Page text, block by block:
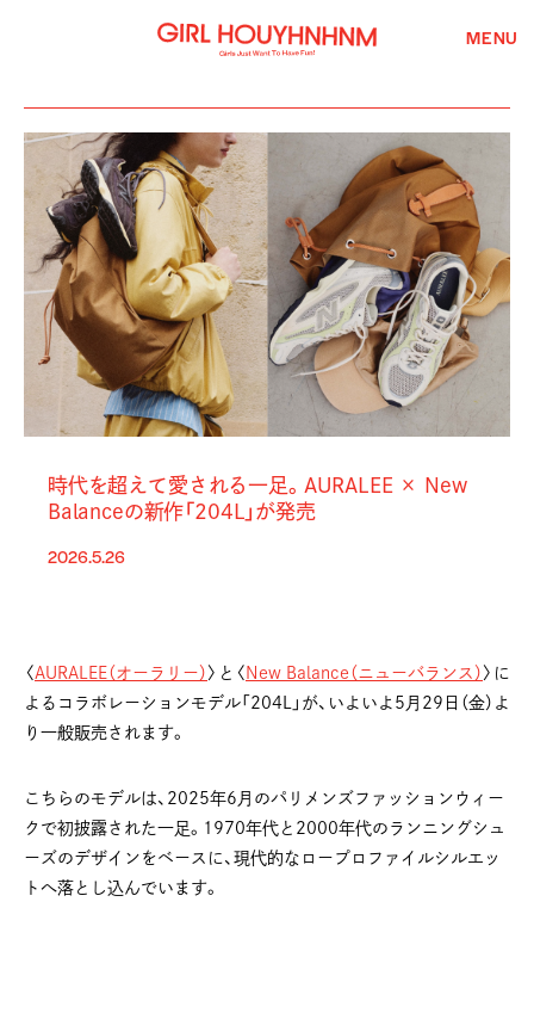
MENU
時代を超えて愛される一足。AURALEE × New
Balanceの新作「204L」が発売
2026.5.26
〈AURALEE（オーラリー） 〉と〈 New Balance（ニューバランス） 〉に
よるコラボレーションモデル「204L」が、いよいよ5月29日（金）よ
り一般販売されます。
こちらのモデルは、2025年6月のパリメンズファッションウィー
クで初披露された一足。1970年代と2000年代のランニングシュ
ーズのデザインをベースに、現代的なロープロファイルシルエッ
トへ落とし込んでいます。